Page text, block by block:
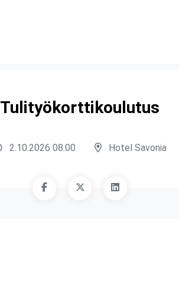
Tulityökorttikoulutus
2.10.2026 08:00 Hotel Savonia